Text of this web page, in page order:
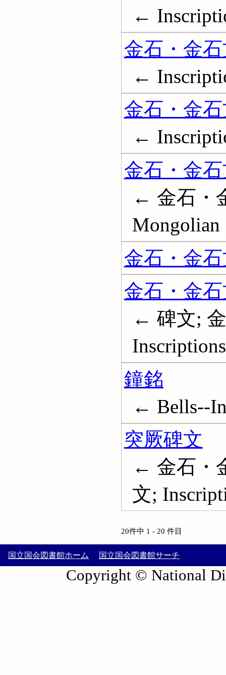
←
金石・金
←
金石・金
←
金石・金
← 金石・
Mongolian
金石・金
金石・金
← 碑文;
Inscriptions
鐘銘
← Bells--
突厥碑文
← 金石・
文;
20件中 1 - 20 件目
国立国会図書館ホーム 国立国会図書館サーチ
Copyright © National